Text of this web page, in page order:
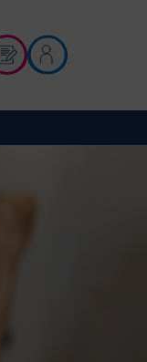
un devis
Me connecter